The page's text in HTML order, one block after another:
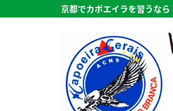
京都でカポエイラを習うな